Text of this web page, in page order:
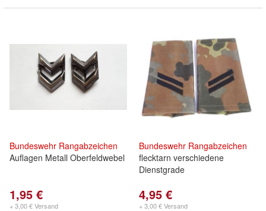
Bundeswehr Rangabzeichen
Auflagen Metall Oberfeldwebel
1,95 €
+ 3,00 € Versand
Bundeswehr Rangabzeichen
flecktarn verschiedene
Dienstgrade
4,95 €
+ 3,00 € Versand